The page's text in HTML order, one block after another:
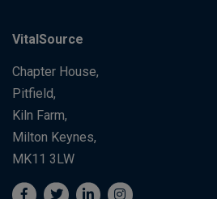
VitalSource
Chapter House,
Pitfield,
Kiln Farm,
Milton Keynes,
MK11 3LW